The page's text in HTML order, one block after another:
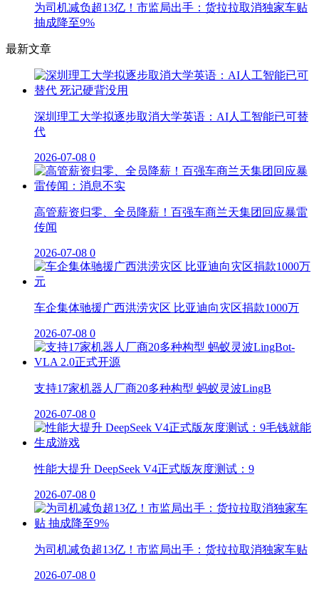
为司机减负超13亿！市监局出手：货拉拉取消独家车贴
抽成降至9%
最新文章
深圳理工大学拟逐步取消大学英语：AI人工智能已可替
代
2026-07-08 0
高管薪资归零、全员降薪！百强车商兰天集团回应暴雷
传闻
2026-07-08 0
车企集体驰援广西洪涝灾区 比亚迪向灾区捐款1000万
2026-07-08 0
支持17家机器人厂商20多种构型 蚂蚁灵波LingB
2026-07-08 0
性能大提升 DeepSeek V4正式版灰度测试：9
2026-07-08 0
为司机减负超13亿！市监局出手：货拉拉取消独家车贴
2026-07-08 0